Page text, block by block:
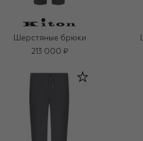
Шерстяные брюки
213 000 ₽